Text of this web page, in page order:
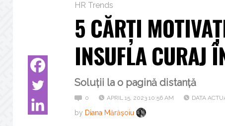
HR Trends
5 CĂRȚI
INSUFLA CURAJ
Soluții la o pagină distanță
0 APRIL 15, 2023 10:56 AM DATA
by Diana Mărășoiu